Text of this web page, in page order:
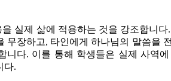
실제 삶에 적용하는 것을 강조합니다
무장하고, 타인에게 하나님의 말씀을
니다. 이를 통해 학생들은 실제 사역
다.